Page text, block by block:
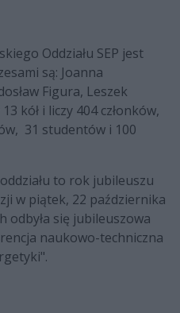
Oddziału SEP jest
są: Joanna
Figura, Leszek
kół i liczy 404 członków,
31 studentów i 100
to rok jubileuszu
w piątek, 22 października
odbyła się jubileuszowa
naukowo-techniczna